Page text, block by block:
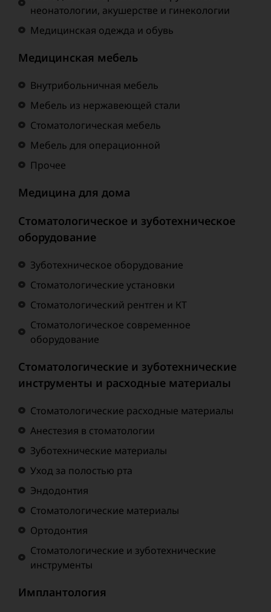
неонатологии, акушерстве и гинекологии
Медицинская одежда и обувь
Медицинская мебель
Внутрибольничная мебель
Мебель из нержавеющей стали
Стоматологическая мебель
Мебель для операционной
Прочее
Медицина для дома
Стоматологическое и зуботехническое
оборудование
Зуботехническое оборудование
Стоматологические установки
Стоматологический рентген и КТ
Стоматологическое современное
оборудование
Стоматологические и зуботехнические
инструменты и расходные материалы
Стоматологические расходные материалы
Анестезия в стоматологии
Зуботехнические материалы
Уход за полостью рта
Эндодонтия
Стоматологические материалы
Ортодонтия
Стоматологические и зуботехнические
инструменты
Имплантология